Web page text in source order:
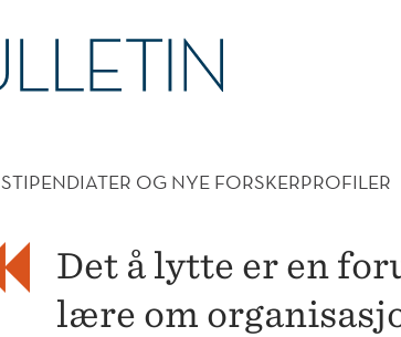
STIPENDIATER OG NYE FORSKERPROFILER
Det å lytte er en
lære om